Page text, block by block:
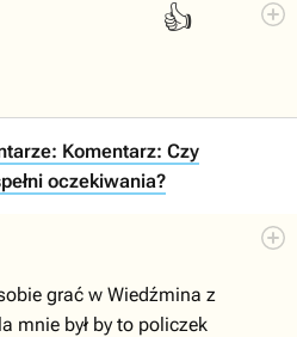
👍
Komentarz: Czy
oczekiwania?
grać w Wiedźmina z
mnie był by to policzek